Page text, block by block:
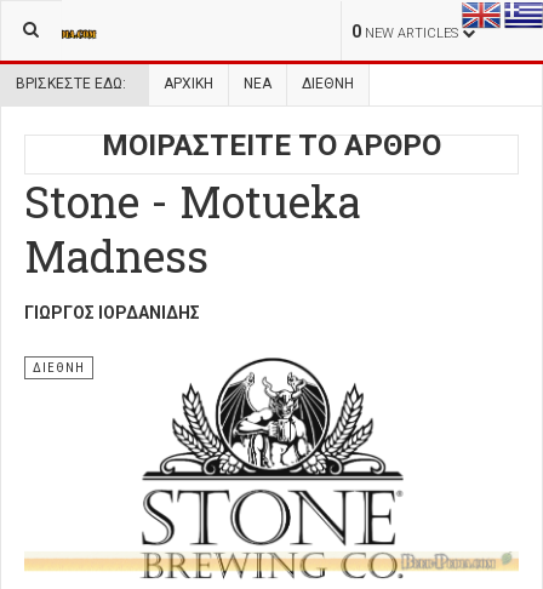
0 NEW ARTICLES
ΒΡΊΣΚΕΣΤΕ ΕΔΏ: ΑΡΧΙΚΉ ΝΕΑ ΔΙΕΘΝΗ
ΜΟΙΡΑΣΤΕΙΤΕ ΤΟ ΑΡΘΡΟ
Stone - Motueka
Madness
ΓΙΏΡΓΟΣ ΙΟΡΔΑΝΊΔΗΣ
ΔΙΕΘΝΗ